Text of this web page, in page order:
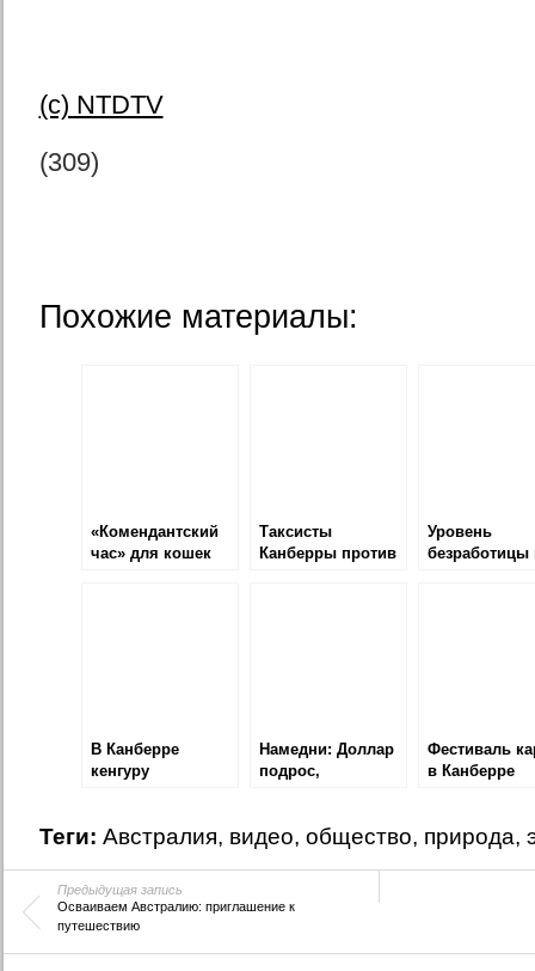
(c) NTDTV
(309)
Похожие материалы:
«Комендантский
час» для кошек
Таксисты
Канберры против
Уровень
безработицы
В Канберре
кенгуру
автомобиль
Намедни: Доллар
подрос,
Новые визы для
Фестиваль
в Канберре
Теги: Австралия, видео, общество, природа,
Предыдущая запись
Осваиваем Австралию: приглашение к
путешествию